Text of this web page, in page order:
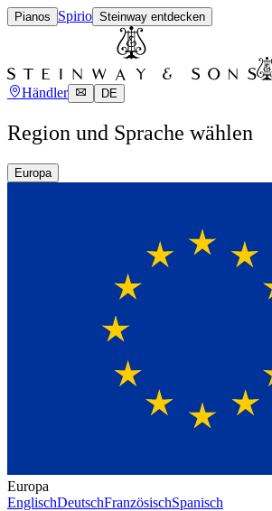
Pianos Spirio Steinway entdecken
Händler DE
Region und Sprache wählen
Europa
Europa
EnglischDeutschFranzösischSpanisch